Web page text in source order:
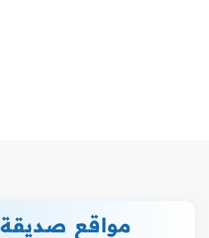
مواقع صديقة